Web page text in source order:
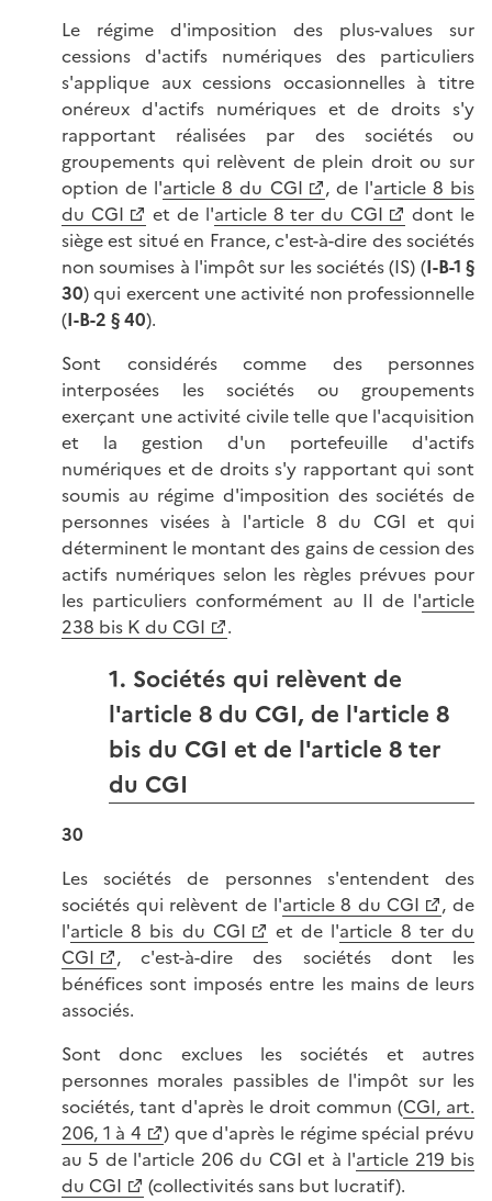
Le régime d'imposition des plus-values sur
cessions d'actifs numériques des particuliers
s'applique aux cessions occasionnelles à titre
onéreux d'actifs numériques et de droits s'y
rapportant réalisées par des sociétés ou
groupements qui relèvent de plein droit ou sur
option de l'article 8 du CGI , de l'article 8 bis
du CGI
et de l'article 8 ter du CGI
dont le
siège est situé en France, c'est-à-dire des sociétés
non soumises à l'impôt sur les sociétés (IS) (I-B-1 §
30) qui exercent une activité non professionnelle
(I-B-2 §40).
Sont considérés comme des personnes
interposées les sociétés ou groupements
exerçant une activité civile telle que l'acquisition
et la gestion d'un portefeuille d'actifs
numériques et de droits s'y rapportant qui sont
soumis au régime d'imposition des sociétés de
personnes visées à l'article 8 du CGI et qui
déterminent le montant des gains de cession des
actifs numériques selon les règles prévues pour
les particuliers conformément au II de l'article
238 bis K du CGI
.
1. Sociétés qui relèvent de
l'article 8 du CGI, de l'article 8
bis du CGI et de l'article 8 ter
du CGI
30
Les sociétés de personnes s'entendent des
sociétés qui relèvent de l'article 8 du CGI
, de
l'article 8 bis du CGI et de l'article 8 ter du
CGI
, c'est-à-dire des sociétés dont les
bénéfices sont imposés entre les mains de leurs
associés.
Sont donc exclues les sociétés et autres
personnes morales passibles de l'impôt sur les
sociétés, tant d'après le droit commun (CGI, art.
206, 1 à 4
) que d'après le régime spécial prévu
au 5 de l'article 206 du CGI et à l'article 219 bis
du CGI
(collectivités sans but lucratif).